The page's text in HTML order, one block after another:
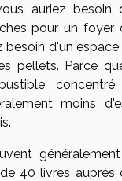
auriez besoin
pour un foyer
besoin d'un
pellets. Parce
moins
40 livres auprès